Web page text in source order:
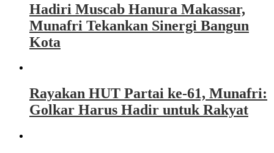
Hadiri Muscab Hanura Makassar,
Munafri Tekankan Sinergi Bangun
Kota
Rayakan HUT Partai ke-61, Munafri:
Golkar Harus Hadir untuk Rakyat